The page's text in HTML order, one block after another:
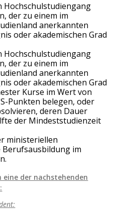
Hochschulstudiengang
der zu einem im
anerkannten
oder akademischen Grad
Hochschulstudiengang
der zu einem im
anerkannten
oder akademischen Grad
Kurse im Wert von
Punkten belegen, oder
deren Dauer
der Mindeststudienzeit
ministeriellen
im
der nachstehenden